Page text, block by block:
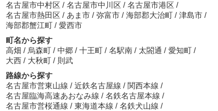
名古屋市中村区 / 名古屋市中川区 / 名古屋市港区 /
名古屋市熱田区 / あま市 / 弥富市 / 海部郡大治町 / 津島市 /
海部郡蟹江町 / 愛西市
町名から探す
高畑 / 烏森町 / 中郷 / 十王町 / 名駅南 / 太閤通 / 愛知町 /
大西 / 大秋町 / 則武
路線から探す
名古屋市営東山線 / 近鉄名古屋線 / 関西本線 /
名古屋臨海高速あおなみ線 / 名鉄名古屋本線 /
名古屋市営桜通線 / 東海道本線 / 名鉄犬山線 /